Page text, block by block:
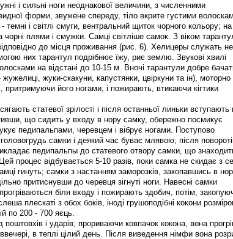
і сильні ноги неоднакової величини, з численними
форми, звужене спереду, тіло вкрите густими
темні і світлі смуги, вентральний щиток чорного кольору; на
чорні плями і смужки. Самці світліше самок. З віком
до місця проживання (рис. 6). Хелицеры служать не
них тарантул подрібнює їжу, риє землю. Звукові хвилі
на відстані до 10-15 м. Вночі тарантули добре
жужелиці, жуки-скакуни, капустянки, цвіркуни та ін), моторно
притримуючи його ногами, і пожирають, втикаючи кігтики
статевої зрілості і після останньої линьки вступають
що сидить у входу в нору самку, обережно посмикує
педипальпами, черевцем і вібрує ногами. Поступово
самки і деякий час буває млявою; після
педипальпы до статевого отвору самки, що
процес відбувається 5-10 разів, поки самка не скидає з
гинуть; самки з настанням заморозків, закопавшись в
притиснувши до черевця зігнуті ноги. Навесні самки
біля входу і пожирають здобич, потім,
плескаті з обох боків, іноді грушоподібні кокони
по 200 - 700 яєць.
і ударів; прориваючи ковпачок кокона, вона
ввечері, в теплі цілий день. Після виведення німфи вона